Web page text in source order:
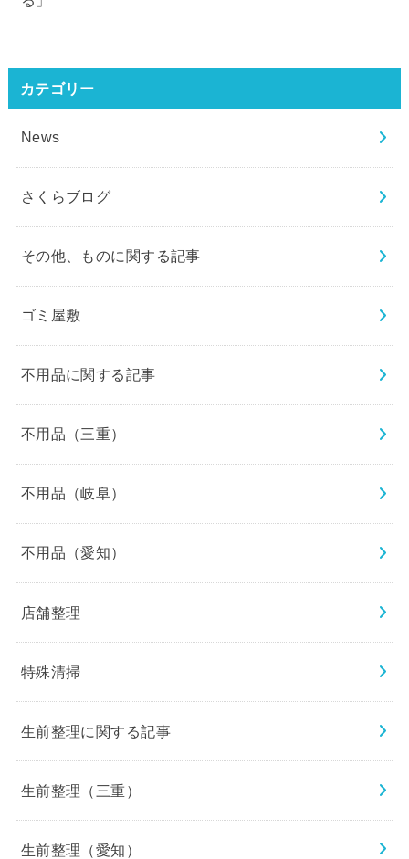
カテゴリー
News
さくらブログ
その他、ものに関する記事
ゴミ屋敷
不用品に関する記事
不用品（三重）
不用品（岐阜）
不用品（愛知）
店舗整理
特殊清掃
生前整理に関する記事
生前整理（三重）
生前整理（愛知）